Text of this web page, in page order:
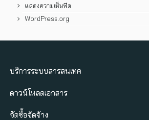
แสดงความเห็นฟีด
WordPress.org
บริการระบบสารสนเทศ
ดาวน์โหลดเอกสาร
จัดซื้อจัดจ้าง